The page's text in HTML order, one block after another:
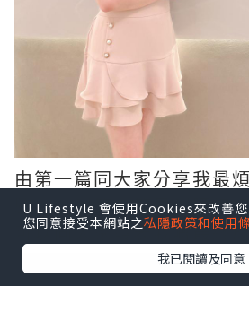
由第一篇同大家分享我最
腩」，到第二篇見到腰線
可以同大家發表我嘅最終
U Lifestyle 會使用Cookies來改善您
您同意接受本網站之私隱政策和使用
我已閱讀及同意